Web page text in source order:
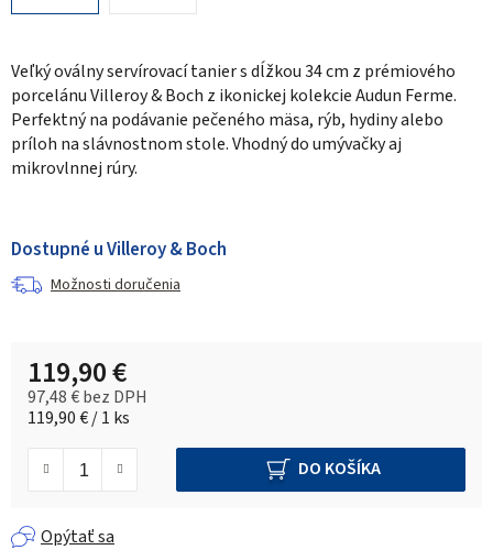
Veľký oválny servírovací tanier s dĺžkou 34 cm z prémiového
porcelánu Villeroy & Boch z ikonickej kolekcie Audun Ferme.
Perfektný na podávanie pečeného mäsa, rýb, hydiny alebo
príloh na slávnostnom stole. Vhodný do umývačky aj
mikrovlnnej rúry.
Dostupné u Villeroy & Boch
Možnosti doručenia
119,90 €
97,48 € bez DPH
Jednotková cena:
119,90 € / 1 ks
DO KOŠÍKA
Opýtať sa